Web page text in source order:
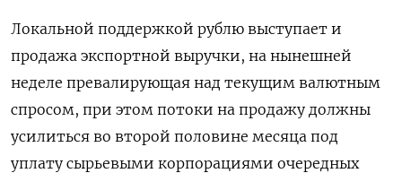
Локальной поддержкой рублю выступает и
продажа экспортной выручки, на нынешней
неделе превалирующая над текущим валютным
спросом, при этом потоки на продажу должны
усилиться во второй половине месяца под
уплату сырьевыми корпорациями очередных